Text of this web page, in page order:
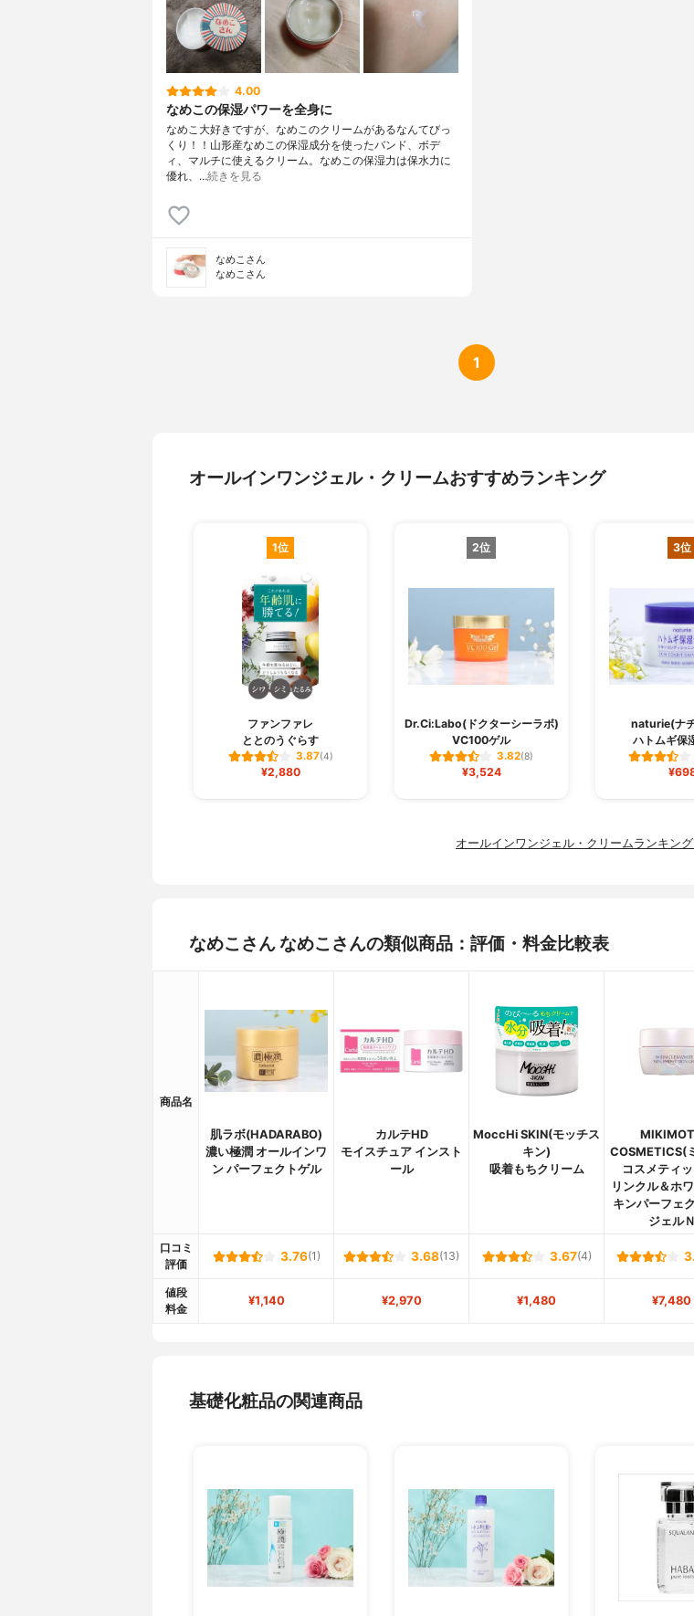
4.00
なめこの保湿パワーを全身に
なめこ大好きですが、なめこのクリームがあるなんてびっ
くり！！山形産なめこの保湿成分を使ったバンド、ボデ
ィ、マルチに使えるクリーム。なめこの保湿力は保水力に
優れ、…続きを見る
なめこさん
なめこさん
1
オールインワンジェル・クリームおすすめランキング
1位
ファンファレ
ととのうぐらす
3.87(4)
¥2,880
2位
Dr.Ci:Labo(ドクターシーラボ)
VC100ゲル
3.82(8)
¥3,524
3位
naturie(ナ
ハトムギ保
オールインワンジェル・クリームランキン
なめこさん なめこさんの類似商品：評価・料金比較表
商品名
肌ラボ(HADARABO)
濃い極潤 オールインワ
ン パーフェクトゲル
カルテHD
モイスチュア インスト
ール
MoccHi SKIN(モッチス
キン)
吸着もちクリーム
COSMETICS(
コスメティ
リンクル＆ホ
キンパーフェ
ジェルＮ
口コミ
評価
3.76(1) 3.68(13) 3.67(4)
値段
料金
¥1,140 ¥2,970 ¥1,480 ¥7,480
基礎化粧品の関連商品